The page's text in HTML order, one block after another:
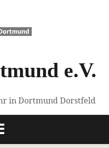
e.V.
in Dortmund Dorstfeld